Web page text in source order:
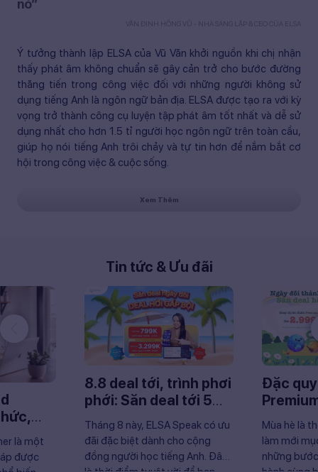
nó”
VĂN ĐINH HỒNG VŨ - NHÀ SÁNG LẬP & CEO CỦA ELSA
Ý tưởng thành lập ELSA của Vũ Văn khởi nguồn khi chị nhận
thấy phát âm không chuẩn sẽ gây cản trở cho bước đường
thăng tiến trong công việc đối với những người không sử
dụng tiếng Anh là ngôn ngữ bản địa. ELSA được tạo ra với kỳ
vọng trở thành công cụ luyện tập phát âm tốt nhất và dễ sử
dụng nhất cho hơn 1.5 tỉ người học ngôn ngữ trên toàn cầu,
giúp họ nói tiếng Anh trôi chảy và tự tin hơn để nắm bắt cơ
hội trong công việc & cuộc sống.
Xem Thêm
Tin tức & Ưu đãi
tập
là một
được
8.8 deal tới, trình phơi
phới: Săn deal tới 5
TRIỆU với ELSA Speak
Tháng 8 này, ELSA Speak có ưu
đãi đặc biệt dành cho cộng
đồng người học tiếng Anh. Đây
Đặc
2.999K
Mùa hè là
làm mới
những